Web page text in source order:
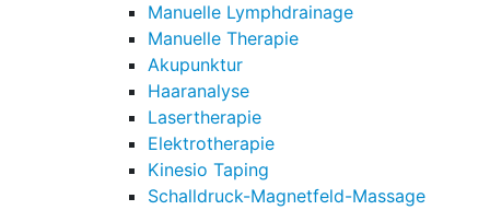
Manuelle Lymphdrainage
Manuelle Therapie
Akupunktur
Haaranalyse
Lasertherapie
Elektrotherapie
Kinesio Taping
Schalldruck-Magnetfeld-Massage